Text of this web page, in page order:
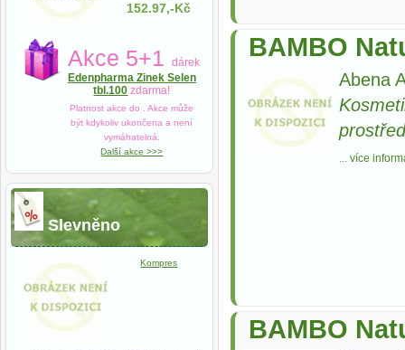
BAMBO
Abena
... více
BAMBO
152.97,-Kč
Akce 5+1
dárek
Edenpharma Zinek Selen
tbl.100 zdarma!
Platnost akce do
. Akce může
být kdykoliv ukončena a není
vymáhatelná.
Další akce >>>
Slevněno
Kompres